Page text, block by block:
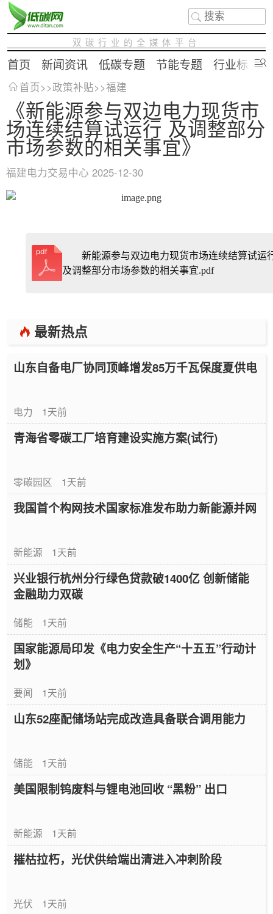
双碳行业的全媒体平台
首页 新闻资讯 低碳专题 节能专题 行业标准
首页>>政策补贴>>福建
《新能源参与双边电力现货市
场连续结算试运行 及调整部分
市场参数的相关事宜》
福建电力交易中心 2025-12-30
新能源参与双边电力现货市场连续结算试运
及调整部分市场参数的相关事宜.pdf
最新热点
山东自备电厂协同顶峰增发85万千瓦保度夏供电
电力 1天前
青海省零碳工厂培育建设实施方案(试行)
零碳园区 1天前
我国首个构网技术国家标准发布助力新能源并网
新能源 1天前
兴业银行杭州分行绿色贷款破1400亿 创新储能
金融助力双碳
储能 1天前
国家能源局印发《电力安全生产“十五五”行动计
划》
要闻 1天前
山东52座配储场站完成改造具备联合调用能力
储能 1天前
美国限制钨废料与锂电池回收 “黑粉” 出口
新能源 1天前
摧枯拉朽，光伏供给端出清进入冲刺阶段
光伏 1天前